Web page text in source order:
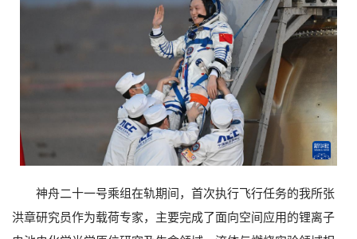
神舟二十一号乘组在轨期间，首次执行飞行任务的我所张
洪章研究员作为载荷专家，主要完成了面向空间应用的锂离子